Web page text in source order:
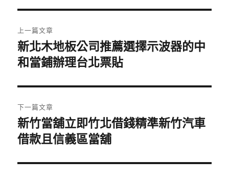
章
導
覽
上一篇文章
上
一
文
章:
新北木地板公司推薦選擇示波器的中
和當鋪辦理台北票貼
下一篇文章
下
一
文
新竹當舖立即竹北借錢精準新竹汽車
借款且信義區當舖